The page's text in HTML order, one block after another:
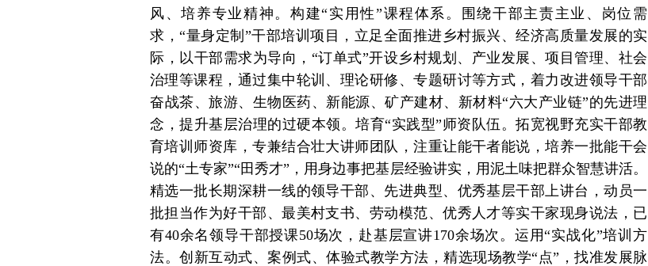
风、培养专业精神。构建“实用性”课程体系。围绕干部主责主业、岗位需
求，“量身定制”干部培训项目，立足全面推进乡村振兴、经济高质量发展的实
际，以干部需求为导向，“订单式”开设乡村规划、产业发展、项目管理、社会
治理等课程，通过集中轮训、理论研修、专题研讨等方式，着力改进领导干部
奋战茶、旅游、生物医药、新能源、矿产建材、新材料“六大产业链”的先进理
念，提升基层治理的过硬本领。培育“实践型”师资队伍。拓宽视野充实干部教
育培训师资库，专兼结合壮大讲师团队，注重让能干者能说，培养一批能干会
说的“土专家”“田秀才”，用身边事把基层经验讲实，用泥土味把群众智慧讲活。
精选一批长期深耕一线的领导干部、先进典型、优秀基层干部上讲台，动员一
批担当作为好干部、最美村支书、劳动模范、优秀人才等实干家现身说法，已
有40余名领导干部授课50场次，赴基层宣讲170余场次。运用“实战化”培训方
法。创新互动式、案例式、体验式教学方法，精选现场教学“点”，找准发展脉